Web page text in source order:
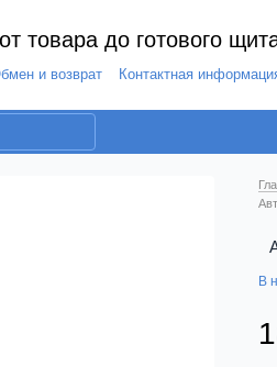
товара до готового
и возврат Контактная
В